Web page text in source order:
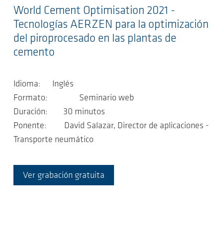
World Cement Optimisation 2021 -
Tecnologías AERZEN para la optimización
del piroprocesado en las plantas de
cemento
Idioma: Inglés
Formato: Seminario web
Duración: 30 minutos
Ponente: David Salazar, Director de aplicaciones -
Transporte neumático
Ver grabación gratuita